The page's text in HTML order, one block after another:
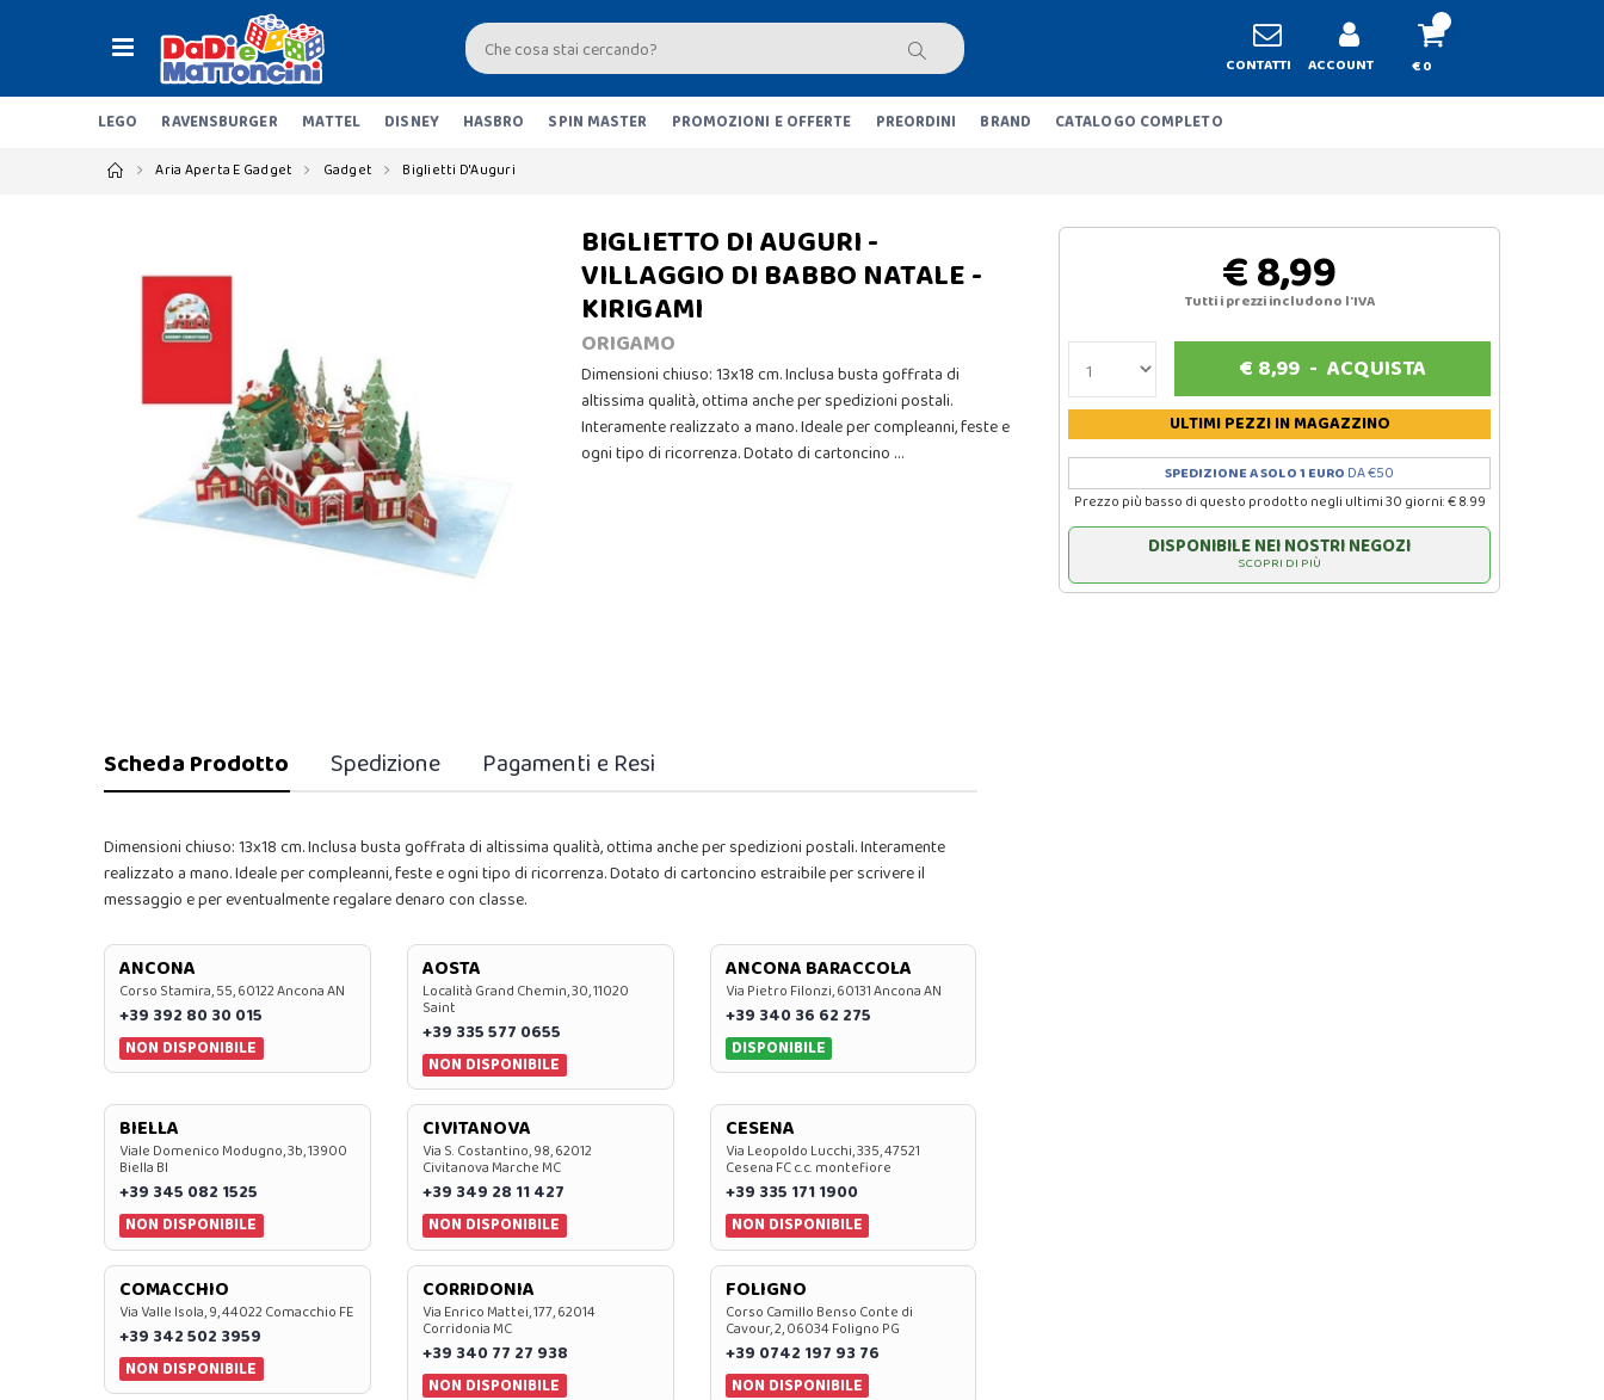
CONTATTI ACCOUNT € 0
LEGO RAVENSBURGER MATTEL DISNEY HASBRO SPIN MASTER PROMOZIONI E OFFERTE PREORDINI BRAND CATALOGO COMPLETO
Aria Aperta E Gadget Gadget Biglietti D'Auguri
BIGLIETTO DI AUGURI -
VILLAGGIO DI BABBO NATALE -
KIRIGAMI
ORIGAMO
Dimensioni chiuso: 13x18 cm. Inclusa busta goffrata di
altissima qualità, ottima anche per spedizioni postali.
Interamente realizzato a mano. Ideale per compleanni, feste e
ogni tipo di ricorrenza. Dotato di cartoncino …
€ 8,99
Tutti i prezzi includono l'IVA
€ 8,99- ACQUISTA
ULTIMI PEZZIIN MAGAZZINO
SPEDIZIONE A SOLO 1 EURO DA €50
Prezzo più basso di questo prodotto negli ultimi 30 giorni: € 8.99
DISPONIBILE NEI NOSTRI NEGOZI
SCOPRI DI PIÙ
Scheda Prodotto Spedizione Pagamenti e Resi
Dimensioni chiuso: 13x18 cm. Inclusa busta goffrata di altissima qualità, ottima anche per spedizioni postali. Interamente
realizzato a mano. Ideale per compleanni, feste e ogni tipo di ricorrenza. Dotato di cartoncino estraibile per scrivere il
messaggio e per eventualmente regalare denaro con classe.
ANCONA
Corso Stamira, 55, 60122 Ancona AN
+39 392 80 30 015
NON DISPONIBILE
AOSTA
Località Grand Chemin, 30, 11020
Saint
+39 335 577 0655
NON DISPONIBILE
ANCONA BARACCOLA
Via Pietro Filonzi, 60131 Ancona AN
+39 340 36 62 275
DISPONIBILE
BIELLA
Viale Domenico Modugno, 3b, 13900
Biella BI
+39 345 082 1525
NON DISPONIBILE
CIVITANOVA
Via S. Costantino, 98, 62012
Civitanova Marche MC
+39 349 28 11 427
NON DISPONIBILE
CESENA
Via Leopoldo Lucchi, 335, 47521
Cesena FC c.c. montefiore
+39 335 171 1900
NON DISPONIBILE
COMACCHIO
Via Valle Isola, 9, 44022 Comacchio FE
+39 342 502 3959
NON DISPONIBILE
CORRIDONIA
Via Enrico Mattei, 177, 62014
Corridonia MC
+39 340 77 27 938
NON DISPONIBILE
FOLIGNO
Corso Camillo Benso Conte di
Cavour, 2, 06034 Foligno PG
+39 0742 197 93 76
NON DISPONIBILE